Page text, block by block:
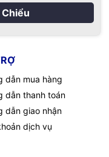
dẫn mua hàng
dẫn thanh toán
dẫn giao nhận
dịch vụ